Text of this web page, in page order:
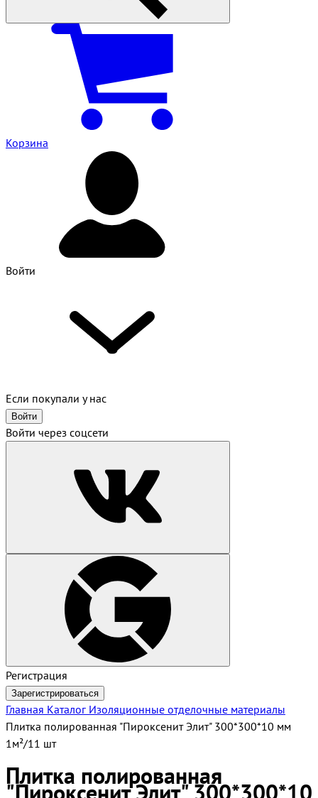
Корзина
Войти
Если покупали у нас
Войти
Войти через соцсети
Регистрация
Зарегистрироваться
Главная Каталог Изоляционные отделочные материалы
Плитка полированная "Пироксенит Элит" 300*300*10 мм
1м²/11 шт
Плитка полированная